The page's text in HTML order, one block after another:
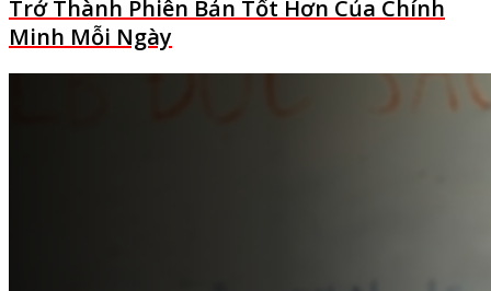
Trở Thành Phiên Bản Tốt Hơn Của Chính
Minh Mỗi Ngày